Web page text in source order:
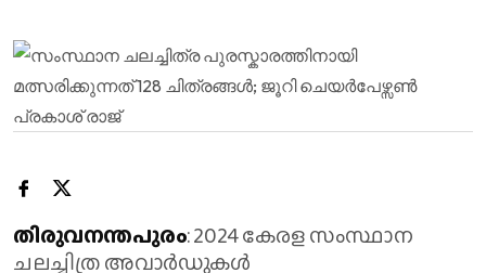
തിരുവനന്തപുരം: 2024 കേരള സംസ്ഥാന
ചലച്ചിത്ര അവാർഡുകള്‍